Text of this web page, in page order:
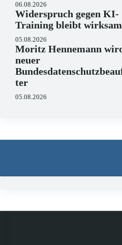
06.08.2026
Widerspruch gegen KI-
Training bleibt wirksam
05.08.2026
Moritz Hennemann
neuer
ter
05.08.2026